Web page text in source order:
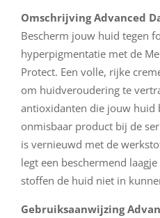
Omschrijving Advanced
Bescherm jouw huid tegen
hyperpigmentatie met de
Protect. Een volle, rijke
om huidveroudering te
antioxidanten die jouw huid
onmisbaar product bij de
is vernieuwd met de
legt een beschermend
stoffen de huid niet in
Gebruiksaanwijzing